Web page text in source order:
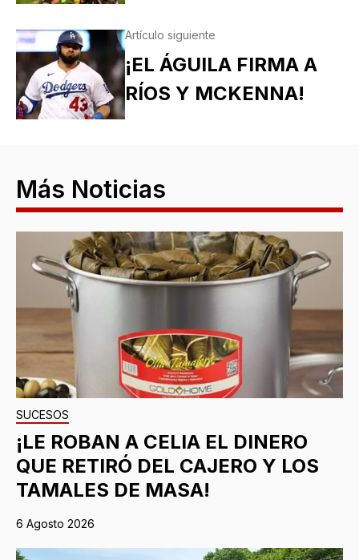
Artículo siguiente
¡EL ÁGUILA FIRMA A
RÍOS Y MCKENNA!
Más Noticias
SUCESOS
¡LE ROBAN A CELIA EL DINERO
QUE RETIRÓ DEL CAJERO Y LOS
TAMALES DE MASA!
6 Agosto 2026